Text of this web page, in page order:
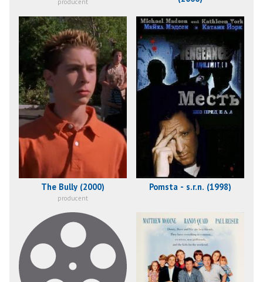
The Bully (2000)
producent
Pomsta - s.r.n. (1998)